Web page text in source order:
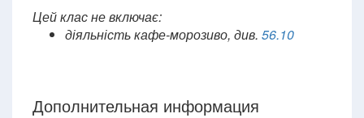
Цей клас не включає:
діяльність кафе-морозиво, див. 56.10
Дополнительная информация